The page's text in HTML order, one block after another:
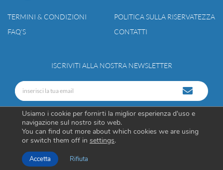
TERMINI & CONDIZIONI
POLITICA SULLA RISERVATEZZA
FAQ’S
CONTATTI
ISCRIVITI ALLA NOSTRA NEWSLETTER
Usiamo i cookie per fornirti la miglior esperienza d'uso e
navigazione sul nostro sito web.
You can find out more about which cookies we are using
or switch them off in settings.
Accetta Rifiuta